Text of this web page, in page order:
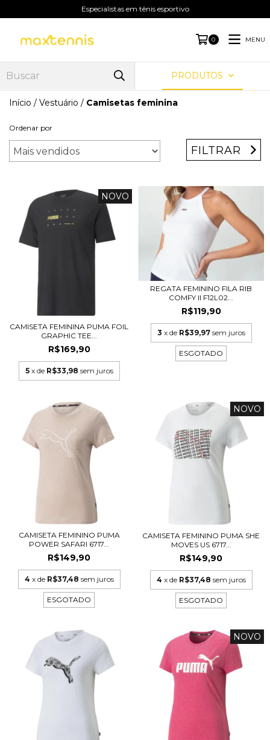
Especialistas em tênis esportivo
0 MENU
PRODUTOS
Início / Vestuário / Camisetas feminina
Ordenar por
FILTRAR
NOVO
CAMISETA FEMININA PUMA FOIL
GRAPHIC TEE...
R$169,90
5 x de R$33,98 sem juros
REGATA FEMININO FILA RIB
COMFY II F12L02...
R$119,90
3 x de R$39,97 sem juros
ESGOTADO
CAMISETA FEMININO PUMA
POWER SAFARI 6717...
R$149,90
4 x de R$37,48 sem juros
ESGOTADO
NOVO
CAMISETA FEMININO PUMA SHE
MOVES US 6717...
R$149,90
4 x de R$37,48 sem juros
ESGOTADO
NOVO